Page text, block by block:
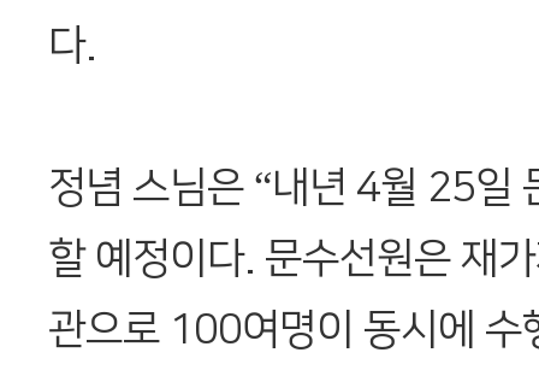
다.
정념 스님은 “내년 4월 25일
할 예정이다. 문수선원은 재
관으로 100여명이 동시에 수